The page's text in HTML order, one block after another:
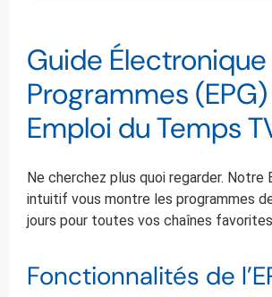
Guide
Programmes
Emploi du Temps
Ne cherchez plus quoi regarder. Notre
intuitif vous montre les programmes
jours pour toutes vos chaînes
Fonctionnalités de